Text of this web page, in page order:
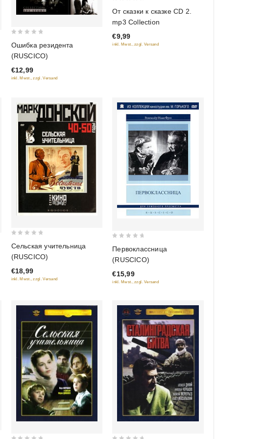
of
5
Ошибка резидента
(RUSCICO)
€12,99
inkl. Mwst., zzgl. Versand
of
5
От сказки к сказке CD 2.
mp3 Collection
€9,99
inkl. Mwst., zzgl. Versand
of
5
Сельская учительница
(RUSCICO)
€18,99
inkl. Mwst., zzgl. Versand
out
of
5
Первоклассница
(RUSCICO)
€15,99
inkl. Mwst., zzgl. Versand